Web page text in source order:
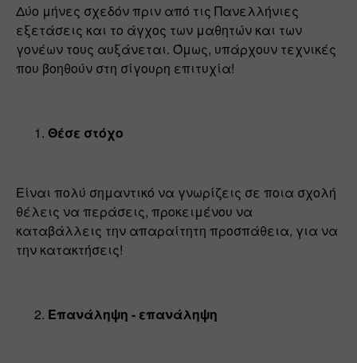
Δύο μήνες σχεδόν πριν από τις Πανελλήνιες
εξετάσεις και το άγχος των μαθητών και των
γονέων τους αυξάνεται. Όμως, υπάρχουν τεχνικές
που βοηθούν στη σίγουρη επιτυχία!
Θέσε στόχο
Είναι πολύ σημαντικό να γνωρίζεις σε ποια σχολή
θέλεις να περάσεις, προκειμένου να
καταβάλλεις την απαραίτητη προσπάθεια, για να
την κατακτήσεις!
Επανάληψη - επανάληψη